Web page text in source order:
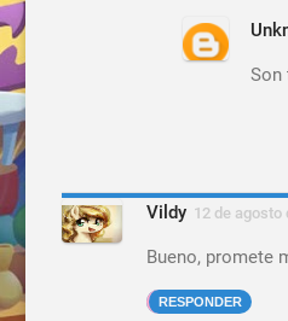
Son
Vildy 12 de agosto
Bueno, promete
RESPONDER